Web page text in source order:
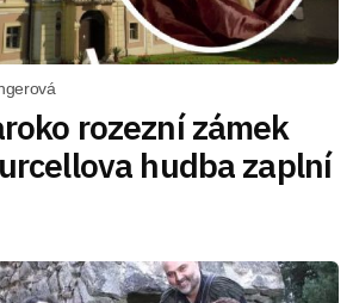
rozezní zámek
hudba zaplní